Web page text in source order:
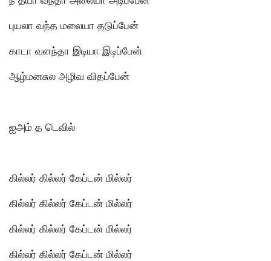
புயலா வந்த மலையா தடுப்பேன்
காடா வளந்தா இடியா இடிப்பேன்
ஆழ்மனசுல அழிவ விதப்பேன்
ஐஅம் த டெவில்
கில்லர் கில்லர் கேப்டன் மில்லர்
கில்லர் கில்லர் கேப்டன் மில்லர்
கில்லர் கில்லர் கேப்டன் மில்லர்
கில்லர் கில்லர் கேப்டன் மில்லர்